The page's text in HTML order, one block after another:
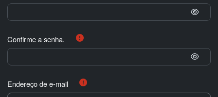
Confirme a senha.
Endereço de e-mail